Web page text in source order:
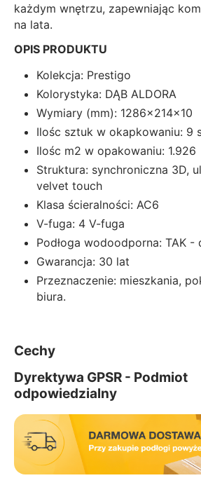
każdym wnętrzu, zapewniając
na lata.
OPIS PRODUKTU
Kolekcja: Prestigo
Kolorystyka: DĄB ALDORA
Wymiary (mm): 1286x214x10
Ilośc sztuk w okapkowaniu: 9
Ilośc m2 w opakowaniu: 1.926
Struktura: synchroniczna 3D,
velvet touch
Klasa ścieralności: AC6
V-fuga: 4 V-fuga
Podłoga wodoodporna: TAK -
Gwarancja: 30 lat
Przeznaczenie: mieszkania,
biura.
Cechy
Dyrektywa GPSR - Podmiot
odpowiedzialny